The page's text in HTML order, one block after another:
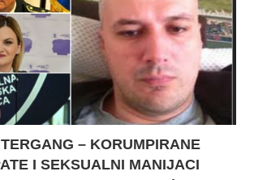
– KORUMPIRANE
I SEKSUALNI MANIJACI